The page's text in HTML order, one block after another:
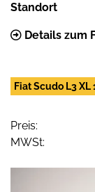
Standort
Details zum
Fiat Scudo L3 XL
Preis:
MWSt: